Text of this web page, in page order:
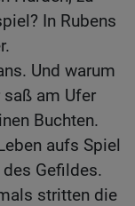
In Rubens
Und warum
am Ufer
Buchten.
aufs Spiel
Gefildes.
stritten die